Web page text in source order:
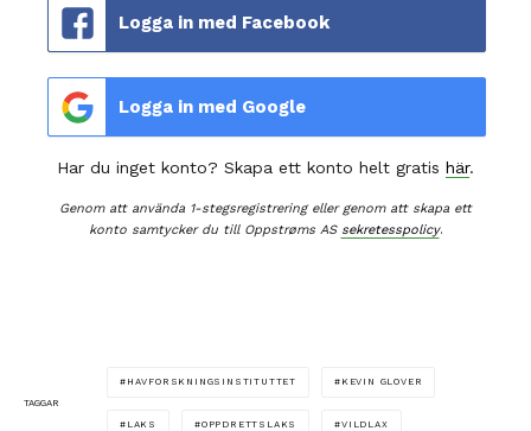
Logga in med Facebook
Logga in med Google
Har du inget konto? Skapa ett konto helt gratis här.
Genom att använda 1-stegsregistrering eller genom att skapa ett
konto samtycker du till Oppstrøms AS sekretesspolicy.
TAGGAR
HAVFORSKNINGSINSTITUTTET KEVIN GLOVER
LAKS OPPDRETTSLAKS VILDLAX